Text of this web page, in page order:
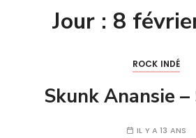
Jour : 8
ROCK INDÉ
Skunk Anansie
IL Y A 13 ANS